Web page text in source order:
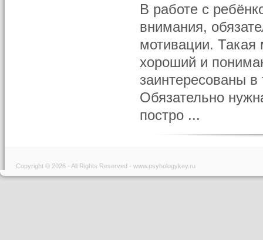
В работе с
внимания,
мотивации. Такая
хороший и
заинтересованы
Обязательно
постро ...
Copyright © 2026 - All Rights Reserved - www.psyhologykey.ru